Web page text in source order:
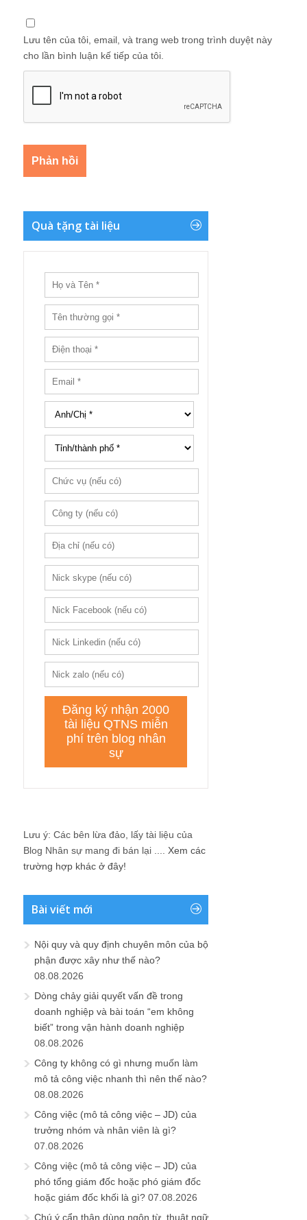
Lưu tên của tôi, email, và trang web trong trình duyệt này
cho lần bình luận kế tiếp của tôi.
Quà tặng tài liệu
Lưu ý: Các bên lừa đảo, lấy tài liệu của
Blog Nhân sự mang đi bán lại .... Xem các
trường hợp khác ở đây!
Bài viết mới
Nội quy và quy định chuyên môn của bộ
phận được xây như thế nào?
08.08.2026
Dòng chảy giải quyết vấn đề trong
doanh nghiệp và bài toán “em không
biết” trong vận hành doanh nghiệp
08.08.2026
Công ty không có gì nhưng muốn làm
mô tả công việc nhanh thì nên thế nào?
08.08.2026
Công việc (mô tả công việc – JD) của
trưởng nhóm và nhân viên là gì?
07.08.2026
Công việc (mô tả công việc – JD) của
phó tổng giám đốc hoặc phó giám đốc
hoặc giám đốc khối là gì? 07.08.2026
Chú ý cẩn thận dùng ngôn từ, thuật ngữ